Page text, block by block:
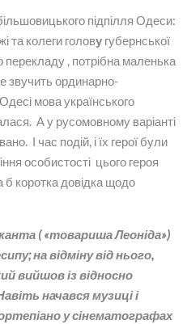
підпілля Одеси:
та колеги голову губернської
перекладу , потрібна маленька
звучить ординарно-
мова українського
А у русомовному варіанті
І час подій, і їх герої були
особистості цього героя
б коротка довідка щодо
( «товариша Леоніда»)
на відміну від нього,
вийшов із відносно
начався музиці і
у сінематографах